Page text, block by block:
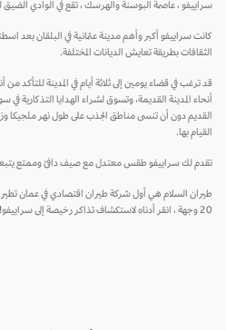
سراييفو ، عاصمة البوسنة والهرسك ، تقع في الوادي الضيق
كانت سراييفو أكبر وأهم مدينة عثمانية في البلقان بعد
الثقافات بطريقة تعايش الديانات المختلفة.
قد ترغب في قضاء يومين إلى ثلاثة أيام في المدينة للتأكد من
أنحاء المدينة القديمة، وتسوق لشراء الهدايا التذكارية في
القديم دون أن تنسى مناطق الجذب على طول نهر ملجيكا
القيام بها.
تقدم لك سراييفو طقس معتدل مع صيف دافئ وممتع يتبعه
طيران السلام هي أول شركة طيران اقتصادي في عمان تطير